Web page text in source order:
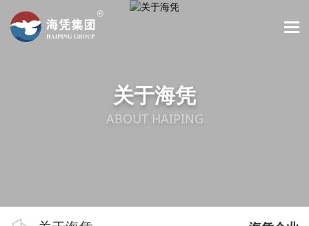
关于海凭
ABOUT HAIPING